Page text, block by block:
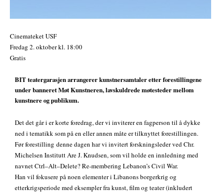
Cinemateket USF
Fredag 2. oktoberkl. 18:00
Gratis
BIT teatergarasjen arrangerer kunstnersamtaler etter forestillingene
under banneret Møt Kunstneren, lavskuldrede møtesteder mellom
kunstnere og publikum.
Det det går i er korte foredrag, der vi inviterer en fagperson til å dykke
ned i tematikk som på en eller annen måte er tilknyttet forestillingen.
Før forestilling denne dagen har vi invitert forskningsleder ved Chr.
Michelsen Institutt Are J. Knudsen, som vil holde en innledning med
navnet Ctrl–Alt–Delete? Re-membering Lebanon’s Civil War.
Han vil fokusere på noen elementer i Libanons borgerkrig og
etterkrigsperiode med eksempler fra kunst, film og teater (inkludert